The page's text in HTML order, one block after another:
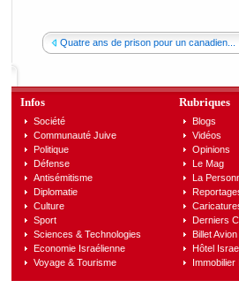
Quatre ans de prison pour un canadien...
Infos
Société
Communauté Juive
Politique
Défense
Antisémitisme
Diplomatie
Culture
Sport
Sciences & Technologies
Economie Israélienne
Voyage & Tourisme
Rubriques
Blogs
Vidéos
Opinions
Le Mag
La
Derniers
Billet
Hôtel
Immobilier